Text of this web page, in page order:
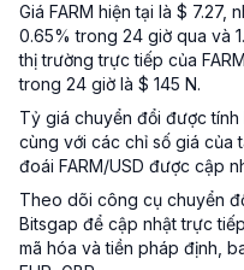
Giá FARM hiện tại là $
0.65% trong 24 giờ qua và
thị trường trực tiếp của
trong 24 giờ là $ 145 N.
Tỷ giá chuyển đổi được tính
cùng với các chỉ số giá của
đoái FARM/USD được cập
Theo dõi công cụ chuyển
Bitsgap để cập nhật trực
mã hóa và tiền pháp định,